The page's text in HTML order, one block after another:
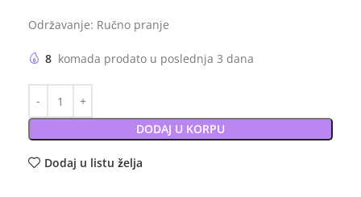
Održavanje: Ručno pranje
8 komada prodato u poslednja 3 dana
DODAJ U KORPU
Dodaj u listu želja